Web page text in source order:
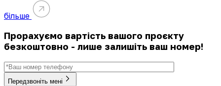
більше
Прорахуємо вартість вашого проєкту
безкоштовно - лише залишіть ваш номер!
Передзвоніть мені